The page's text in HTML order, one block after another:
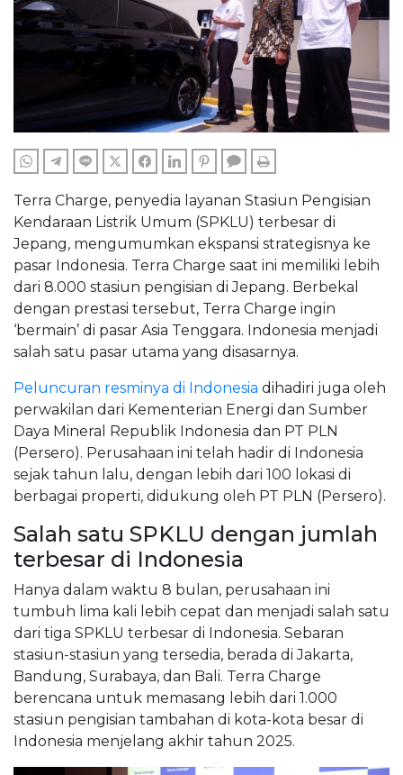
WHATSAPPTELEGRAM
LINE TWITTERFACEBOOKLINKEDINPINTERESTCOMMENTS
Terra Charge, penyedia layanan Stasiun Pengisian
Kendaraan Listrik Umum (SPKLU) terbesar di
Jepang, mengumumkan ekspansi strategisnya ke
pasar Indonesia. Terra Charge saat ini memiliki lebih
dari 8.000 stasiun pengisian di Jepang. Berbekal
dengan prestasi tersebut, Terra Charge ingin
‘bermain’ di pasar Asia Tenggara. Indonesia menjadi
salah satu pasar utama yang disasarnya.
Peluncuran resminya di Indonesia dihadiri juga oleh
perwakilan dari Kementerian Energi dan Sumber
Daya Mineral Republik Indonesia dan PT PLN
(Persero). Perusahaan ini telah hadir di Indonesia
sejak tahun lalu, dengan lebih dari 100 lokasi di
berbagai properti, didukung oleh PT PLN (Persero).
Salah satu SPKLU dengan jumlah
terbesar di Indonesia
Hanya dalam waktu 8 bulan, perusahaan ini
tumbuh lima kali lebih cepat dan menjadi salah satu
dari tiga SPKLU terbesar di Indonesia. Sebaran
stasiun-stasiun yang tersedia, berada di Jakarta,
Bandung, Surabaya, dan Bali. Terra Charge
berencana untuk memasang lebih dari 1.000
stasiun pengisian tambahan di kota-kota besar di
Indonesia menjelang akhir tahun 2025.